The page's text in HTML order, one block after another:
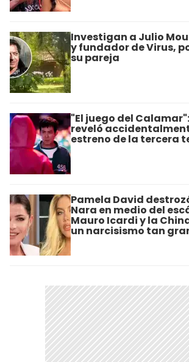
Investigan a Julio
y fundador de Virus,
su pareja
"El juego del
reveló
estreno de la tercera
Pamela David
Nara en medio del
Mauro Icardi y la
un narcisismo tan